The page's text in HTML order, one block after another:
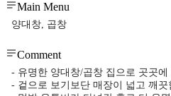
Main Menu
양대창, 곱창
Comment
- 유명한 양대창/곱창 집으로 곳곳에
- 겉으로 보기보단 매장이 넓고 깨끗